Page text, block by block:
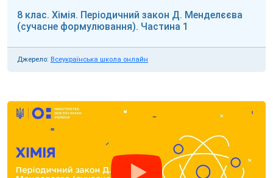
8 клас. Хімія. Періодичний закон Д. Менделєєва
(сучасне формулювання). Частина 1
Джерело: Всеукраїнська школа онлайн